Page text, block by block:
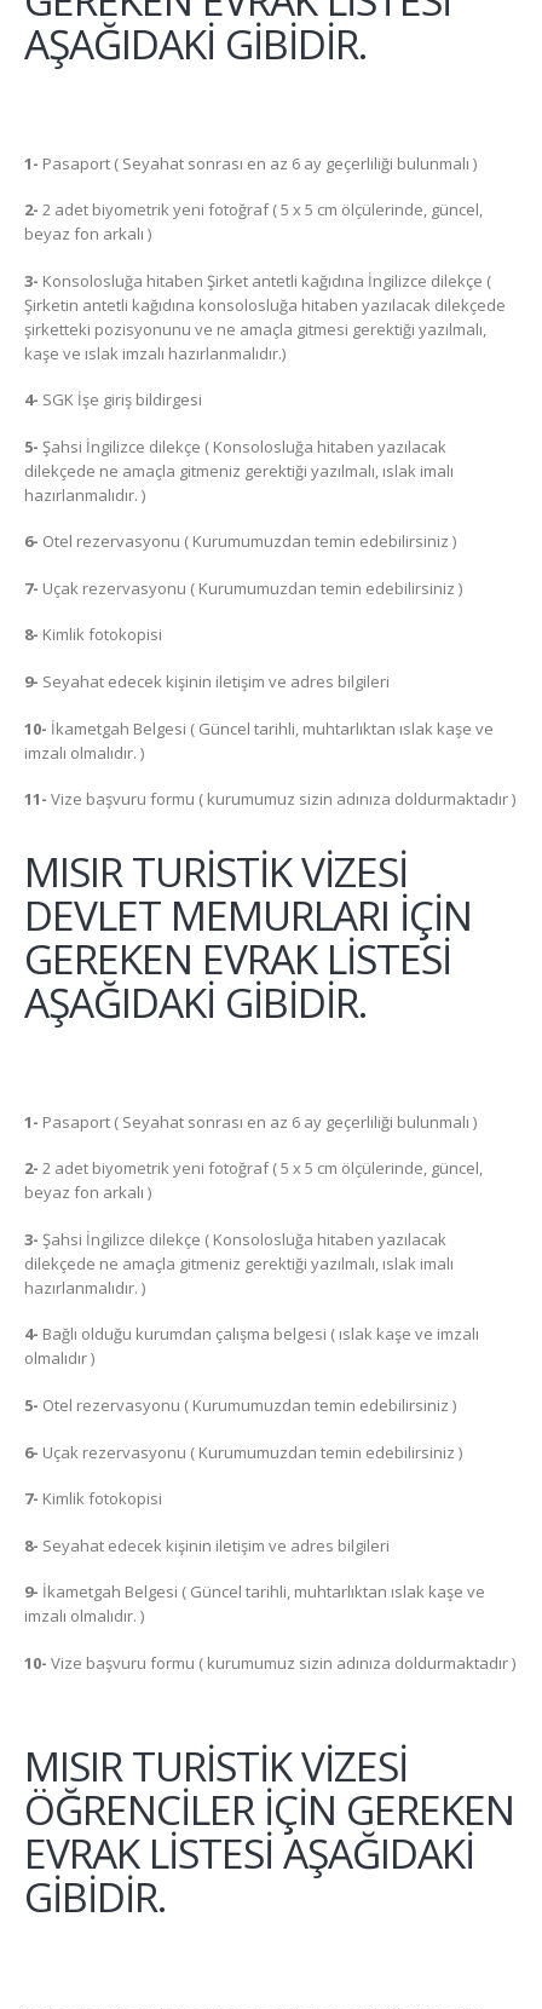
AŞAĞIDAKİ GİBİDİR.
1- Pasaport ( Seyahat sonrası en az 6 ay geçerliliği bulunmalı )
2- 2 adet biyometrik yeni fotoğraf ( 5 x 5 cm ölçülerinde, güncel,
beyaz fon arkalı )
3- Konsolosluğa hitaben Şirket antetli kağıdına İngilizce dilekçe (
Şirketin antetli kağıdına konsolosluğa hitaben yazılacak dilekçede
şirketteki pozisyonunu ve ne amaçla gitmesi gerektiği yazılmalı,
kaşe ve ıslak imzalı hazırlanmalıdır.)
4- SGK İşe giriş bildirgesi
5- Şahsi İngilizce dilekçe ( Konsolosluğa hitaben yazılacak
dilekçede ne amaçla gitmeniz gerektiği yazılmalı, ıslak imalı
hazırlanmalıdır. )
6- Otel rezervasyonu ( Kurumumuzdan temin edebilirsiniz )
7- Uçak rezervasyonu ( Kurumumuzdan temin edebilirsiniz )
8- Kimlik fotokopisi
9- Seyahat edecek kişinin iletişim ve adres bilgileri
10- İkametgah Belgesi ( Güncel tarihli, muhtarlıktan ıslak kaşe ve
imzalı olmalıdır. )
11- Vize başvuru formu ( kurumumuz sizin adınıza doldurmaktadır )
MISIR TURİSTİK VİZESİ
DEVLET MEMURLARI İÇİN
GEREKEN EVRAK LİSTESİ
AŞAĞIDAKİ GİBİDİR.
1- Pasaport ( Seyahat sonrası en az 6 ay geçerliliği bulunmalı )
2- 2 adet biyometrik yeni fotoğraf ( 5 x 5 cm ölçülerinde, güncel,
beyaz fon arkalı )
3- Şahsi İngilizce dilekçe ( Konsolosluğa hitaben yazılacak
dilekçede ne amaçla gitmeniz gerektiği yazılmalı, ıslak imalı
hazırlanmalıdır. )
4- Bağlı olduğu kurumdan çalışma belgesi ( ıslak kaşe ve imzalı
olmalıdır )
5- Otel rezervasyonu ( Kurumumuzdan temin edebilirsiniz )
6- Uçak rezervasyonu ( Kurumumuzdan temin edebilirsiniz )
7- Kimlik fotokopisi
8- Seyahat edecek kişinin iletişim ve adres bilgileri
9- İkametgah Belgesi ( Güncel tarihli, muhtarlıktan ıslak kaşe ve
imzalı olmalıdır. )
10- Vize başvuru formu ( kurumumuz sizin adınıza doldurmaktadır )
MISIR TURİSTİK VİZESİ
ÖĞRENCİLER İÇİN GEREKEN
EVRAK LİSTESİ AŞAĞIDAKİ
GİBİDİR.